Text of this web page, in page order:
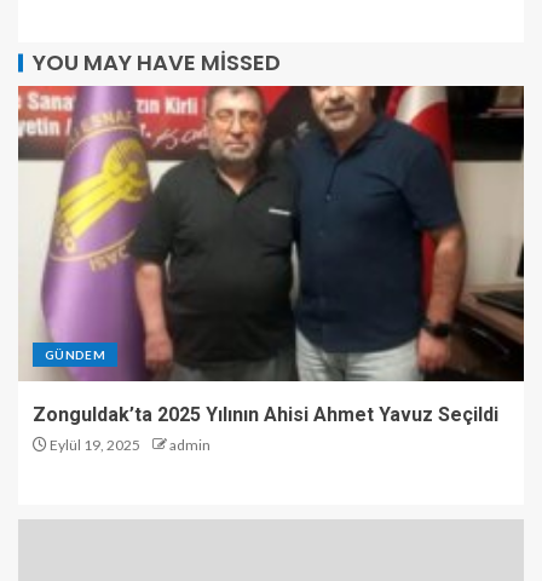
YOU MAY HAVE MISSED
GÜNDEM
Zonguldak’ta 2025 Yılının Ahisi Ahmet Yavuz Seçildi
Eylül 19, 2025 admin